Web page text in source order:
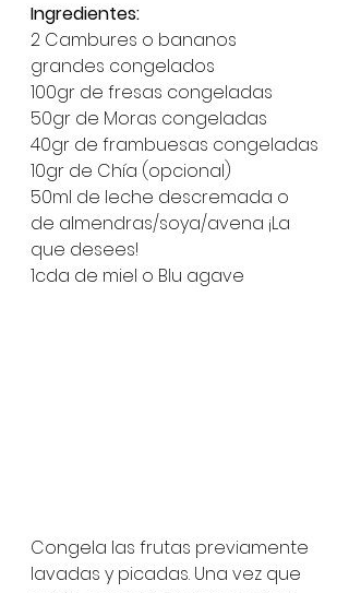
Ingredientes:
2 Cambures o bananos
grandes congelados
100gr de fresas congeladas
50gr de Moras congeladas
40gr de frambuesas congeladas
10gr de Chía (opcional)
50ml de leche descremada o
de almendras/soya/avena ¡La
que desees!
1cda de miel o Blu agave
Congela las frutas previamente
lavadas y picadas. Una vez que